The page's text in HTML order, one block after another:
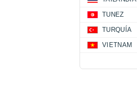
TUNEZ
TURQUÍA
VIETNAM